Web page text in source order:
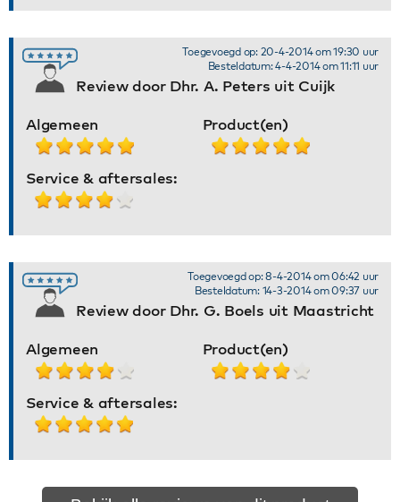
Review door Dhr. A. Peters uit Cuijk
Toegevoegd op: 20-4-2014 om 19:30 uur
Besteldatum: 4-4-2014 om 11:11 uur
Algemeen Product(en)
Service & aftersales:
Review door Dhr. G. Boels uit Maastricht
Toegevoegd op: 8-4-2014 om 06:42 uur
Besteldatum: 14-3-2014 om 09:37 uur
Algemeen Product(en)
Service & aftersales: